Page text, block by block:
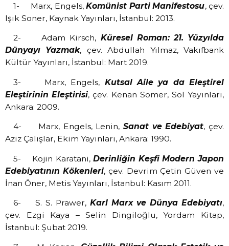
1- Marx, Engels,Komünist Parti Manifestosu, çev.
Işık Soner, Kaynak Yayınları, İstanbul: 2013.
2- Adam Kirsch, Küresel Roman: 21. Yüzyılda
Dünyayı Yazmak, çev. Abdullah Yılmaz, Vakıfbank
Kültür Yayınları, İstanbul: Mart 2019.
3- Marx, Engels, Kutsal Aile ya da Eleştirel
Eleştirinin Eleştirisi, çev. Kenan Somer, Sol Yayınları,
Ankara: 2009.
4- Marx, Engels, Lenin,Sanat ve Edebiyat, çev.
Aziz Çalışlar, Ekim Yayınları, Ankara: 1990.
5- Kojin Karatani,Derinliğin Keşfi Modern Japon
Edebiyatının Kökenleri, çev. Devrim Çetin Güven ve
İnan Öner, Metis Yayınları, İstanbul: Kasım 2011.
6- S. S. Prawer, Karl Marx ve Dünya Edebiyatı,
çev. Ezgi Kaya – Selin Dingiloğlu, Yordam Kitap,
İstanbul: Şubat 2019.